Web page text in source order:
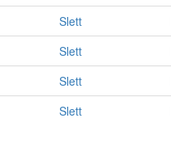
Slett
Slett
Slett
Slett